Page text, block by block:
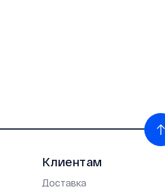
Клиентам
Доставка